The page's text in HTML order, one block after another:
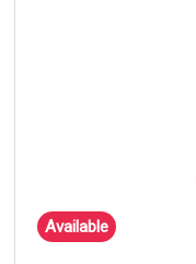
Available